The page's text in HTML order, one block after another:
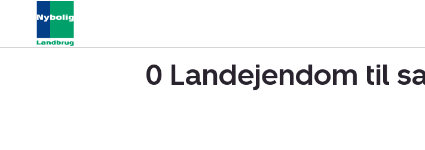
0 Landejendom til